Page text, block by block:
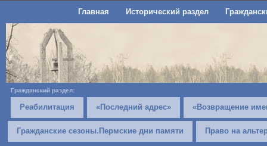
Главная Исторический раздел
Гражданский раздел:
Реабилитация «Последний адрес» «Возвращение
Гражданские сезоны.Пермские дни памяти Право на